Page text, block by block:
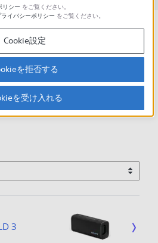
製品に関する重要なお知らせ
お知らせ
には、リストからお持ちの製品を選
型名で検索してください。
3
リシー をご覧ください。
ライバシーポリシー をご覧ください。
Cookie設定
を拒否する
を受け入れる